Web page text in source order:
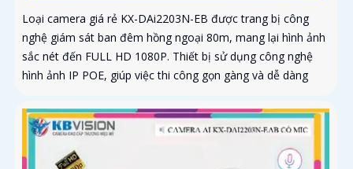
Loại camera giá rẻ KX-DAi2203N-EB được trang bị công
nghệ giám sát ban đêm hồng ngoại 80m, mang lại hình ảnh
sắc nét đến FULL HD 1080P. Thiết bị sử dụng công nghệ
hình ảnh IP POE, giúp việc thi công gọn gàng và dễ dàng